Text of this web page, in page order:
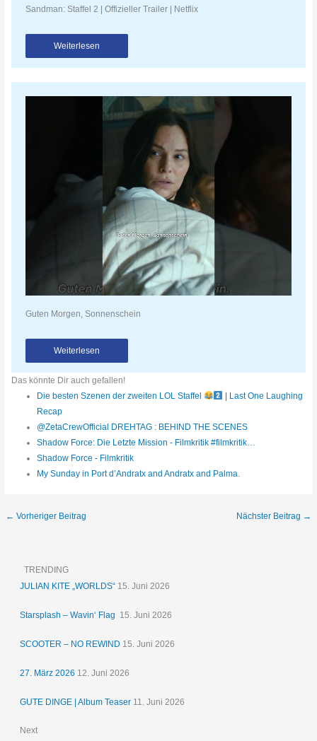
Sandman: Staffel 2 | Offizieller Trailer | Netflix
Weiterlesen
Guten Morgen, Sonnenschein
Weiterlesen
Das könnte Dir auch gefallen!
Die besten Szenen der zweiten LOL Staffel
| Last One Laughing
Recap
@ZetaCrewOfficial DREHTAG : BEHIND THE SCENES
Shadow Force: Die Letzte Mission - Filmkritik #filmkritik…
Shadow Force - Filmkritik
My Sunday in Port d’Andratx and Andratx and Palma.
← Vorheriger Beitrag Nächster Beitrag →
TRENDING
JULIAN KITE „WORLDS“ 15. Juni 2026
Starsplash – Wavin‘ Flag 15. Juni 2026
SCOOTER – NO REWIND 15. Juni 2026
27. März 2026 12. Juni 2026
GUTE DINGE | Album Teaser 11. Juni 2026
Next